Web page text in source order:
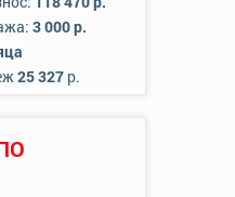
3 000 р.
25 327р.